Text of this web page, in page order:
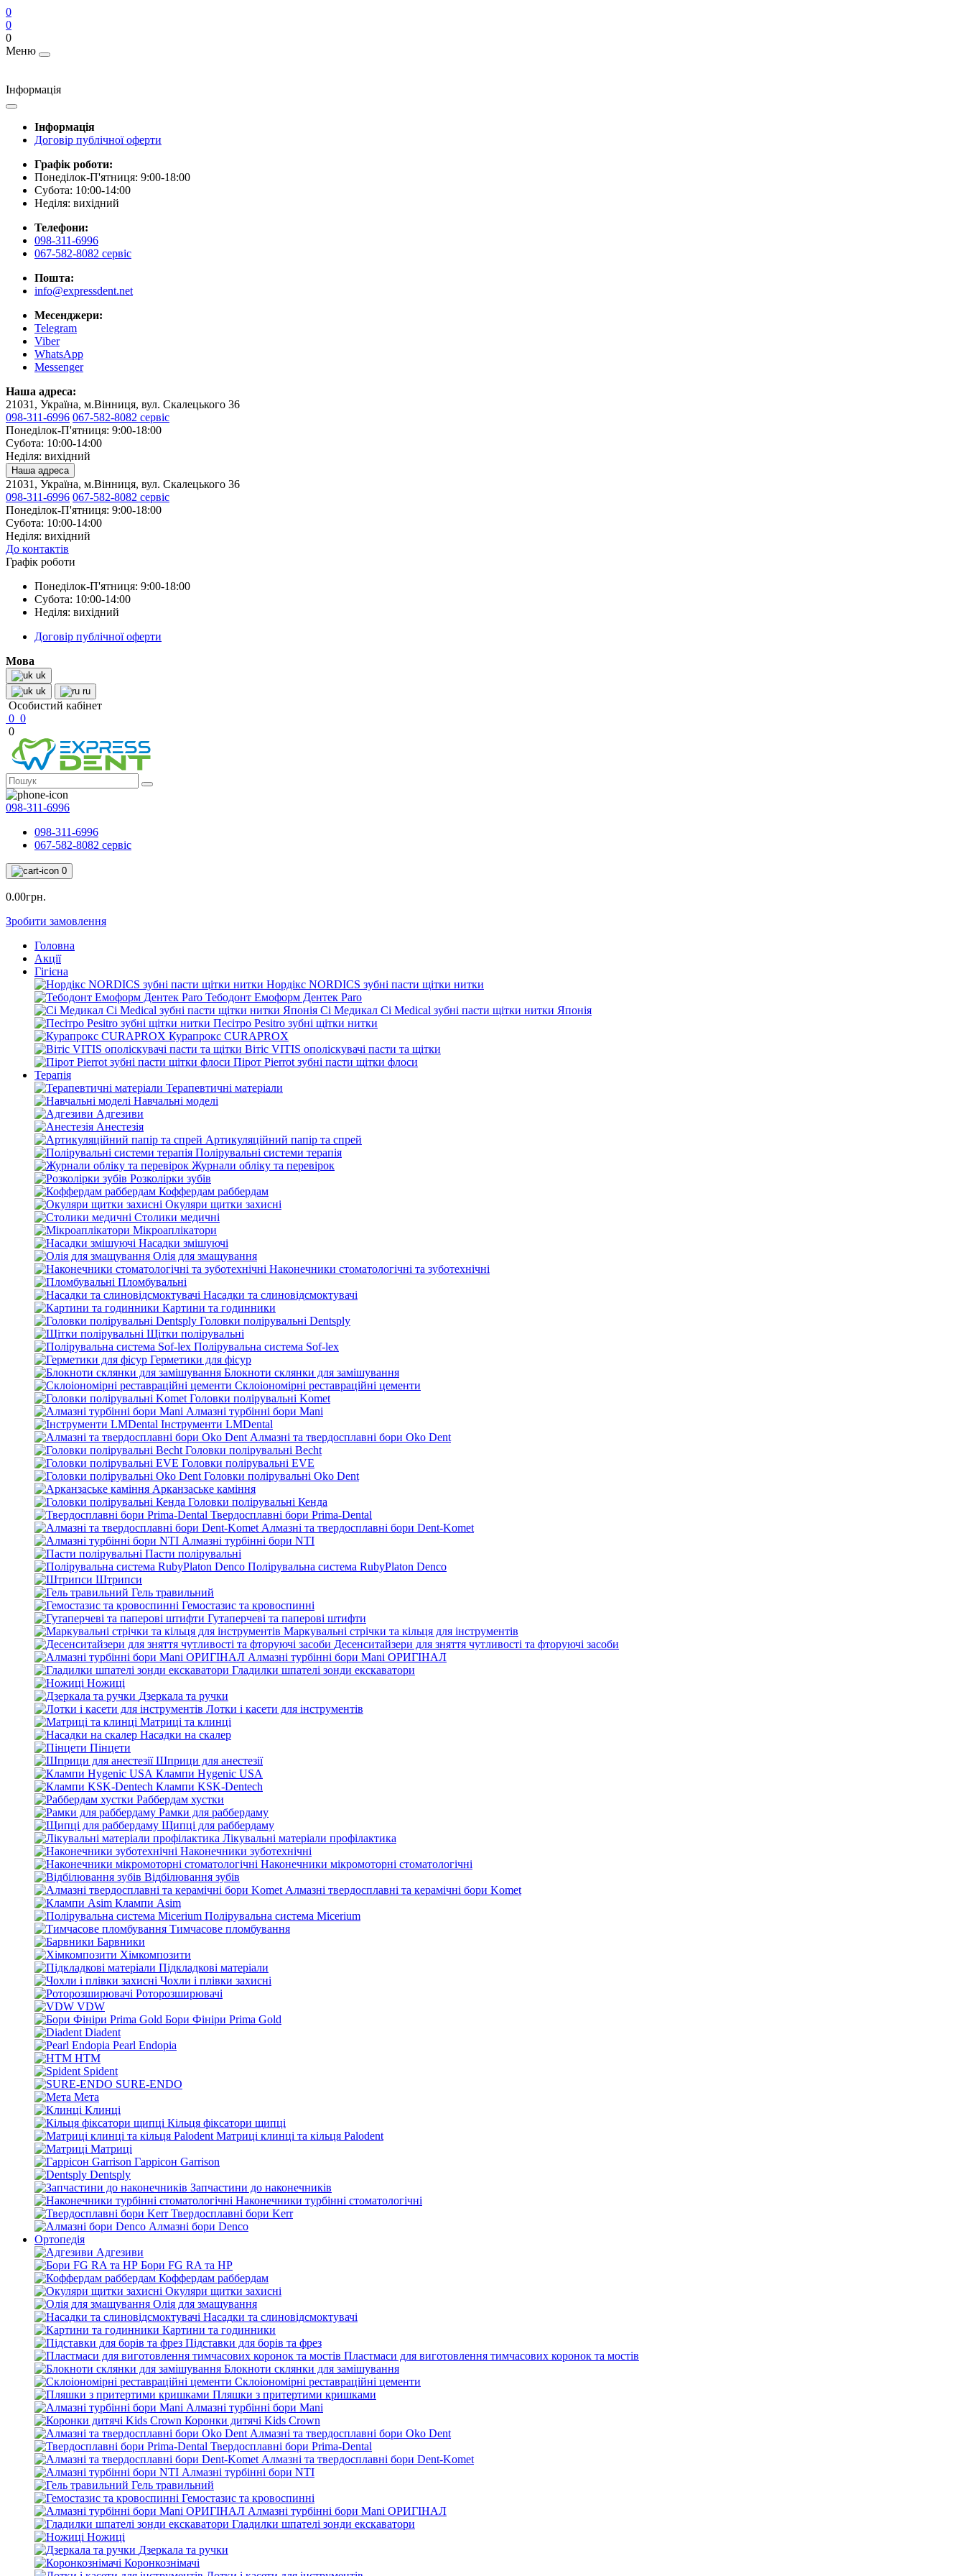
0
0
0
Меню
Інформація
Інформація
Договір публічної оферти
Графік роботи:
Понеділок-П'ятниця: 9:00-18:00
Субота: 10:00-14:00
Неділя: вихідний
Телефони:
098-311-6996
067-582-8082 сервіс
Пошта:
info@expressdent.net
Месенджери:
Telegram
Viber
WhatsApp
Messenger
Наша адреса:
21031, Україна, м.Вінниця, вул. Скалецького 36
098-311-6996 067-582-8082 сервіс
Понеділок-П'ятниця: 9:00-18:00
Субота: 10:00-14:00
Неділя: вихідний
Наша адреса
21031, Україна, м.Вінниця, вул. Скалецького 36
098-311-6996 067-582-8082 сервіс
Понеділок-П'ятниця: 9:00-18:00
Субота: 10:00-14:00
Неділя: вихідний
До контактів
Графік роботи
Понеділок-П'ятниця: 9:00-18:00
Субота: 10:00-14:00
Неділя: вихідний
Договір публічної оферти
Мова
uk
uk
ru
Особистий кабінет
0 0
0
098-311-6996
098-311-6996
067-582-8082 сервіс
0
0.00грн.
Зробити замовлення
Головна
Акції
Гігієна
Нордікс NORDICS зубні пасти щітки нитки
Тебодонт Емоформ Дентек Paro
Сі Медикал Ci Medical зубні пасти щітки нитки Японія
Песітро Pesitro зубні щітки нитки
Курапрокс CURAPROX
Вітіс VITIS ополіскувачі пасти та щітки
Пірот Pierrot зубні пасти щітки флоси
Терапія
Терапевтичні матеріали
Навчальні моделі
Адгезиви
Анестезія
Артикуляційний папір та спрей
Полірувальні системи терапія
Журнали обліку та перевірок
Розколірки зубів
Коффердам раббердам
Окуляри щитки захисні
Столики медичні
Мікроаплікатори
Насадки змішуючі
Олія для змащування
Наконечники стоматологічні та зуботехнічні
Пломбувальні
Насадки та слиновідсмоктувачі
Картини та годинники
Головки полірувальні Dentsply
Щітки полірувальні
Полірувальна система Sof-lex
Герметики для фісур
Блокноти склянки для замішування
Склоіономірні реставраційні цементи
Головки полірувальні Komet
Алмазні турбінні бори Mani
Інструменти LMDental
Алмазні та твердосплавні бори Oko Dent
Головки полірувальні Becht
Головки полірувальні EVE
Головки полірувальні Oko Dent
Арканзаське каміння
Головки полірувальні Кенда
Твердосплавні бори Prima-Dental
Алмазні та твердосплавні бори Dent-Komet
Алмазні турбінні бори NTI
Пасти полірувальні
Полірувальна система RubyPlaton Denco
Штрипси
Гель травильний
Гемостазис та кровоспинні
Гутаперчеві та паперові штифти
Маркувальні стрічки та кільця для інструментів
Десенситайзери для зняття чутливості та фторуючі засоби
Алмазні турбінні бори Mani ОРИГІНАЛ
Гладилки шпателі зонди екскаватори
Ножиці
Дзеркала та ручки
Лотки і касети для інструментів
Матриці та клинці
Насадки на скалер
Пінцети
Шприци для анестезії
Клампи Hygenic USA
Клампи KSK-Dentech
Раббердам хустки
Рамки для раббердаму
Щипці для раббердаму
Лікувальні матеріали профілактика
Наконечники зуботехнічні
Наконечники мікромоторні стоматологічні
Відбілювання зубів
Алмазні твердосплавні та керамічні бори Komet
Клампи Asim
Полірувальна система Micerium
Тимчасове пломбування
Барвники
Хімкомпозити
Підкладкові матеріали
Чохли і плівки захисні
Роторозширювачі
VDW
Бори Фініри Prima Gold
Diadent
Pearl Endopia
HTM
Spident
SURE-ENDO
Мета
Клинці
Кільця фіксатори щипці
Матриці клинці та кільця Palodent
Матриці
Гаррісон Garrison
Dentsply
Запчастини до наконечників
Наконечники турбінні стоматологічні
Твердосплавні бори Kerr
Алмазні бори Denco
Ортопедія
Адгезиви
Бори FG RA та HP
Коффердам раббердам
Окуляри щитки захисні
Олія для змащування
Насадки та слиновідсмоктувачі
Картини та годинники
Підставки для борів та фрез
Пластмаси для виготовлення тимчасових коронок та мостів
Блокноти склянки для замішування
Склоіономірні реставраційні цементи
Пляшки з притертими кришками
Алмазні турбінні бори Mani
Коронки дитячі Kids Crown
Алмазні та твердосплавні бори Oko Dent
Твердосплавні бори Prima-Dental
Алмазні та твердосплавні бори Dent-Komet
Алмазні турбінні бори NTI
Гель травильний
Гемостазис та кровоспинні
Алмазні турбінні бори Mani ОРИГІНАЛ
Гладилки шпателі зонди екскаватори
Ножиці
Дзеркала та ручки
Коронкознімачі